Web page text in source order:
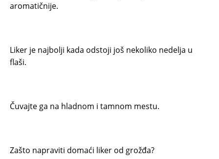
aromatičnije.
Liker je najbolji kada odstoji još nekoliko nedelja u
flaši.
Čuvajte ga na hladnom i tamnom mestu.
Zašto napraviti domaći liker od grožđa?